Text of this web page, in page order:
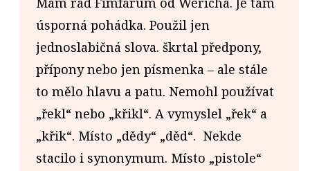
úsporná pohádka. Použil jen
jednoslabičná slova. škrtal předpony,
přípony nebo jen písmenka – ale stále
to mělo hlavu a patu. Nemohl používat
„řekl“ nebo „křikl“. A vymyslel „řek“ a
„křik“. Místo „dědy“ „děd“. Nekde
stacilo i synonymum. Místo „pistole“